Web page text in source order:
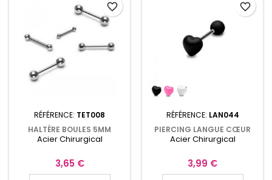
RÉFÉRENCE: TET008
HALTÈRE BOULES 5MM
PIERCING DE 10MM À 24MM
Acier Chirurgical
Prix
3,65 €
favorite_border
RÉFÉRENCE: LAN044
PIERCING LANGUE CŒUR
ACRYLIQUE
Acier Chirurgical
Prix
3,99 €
favorite_border